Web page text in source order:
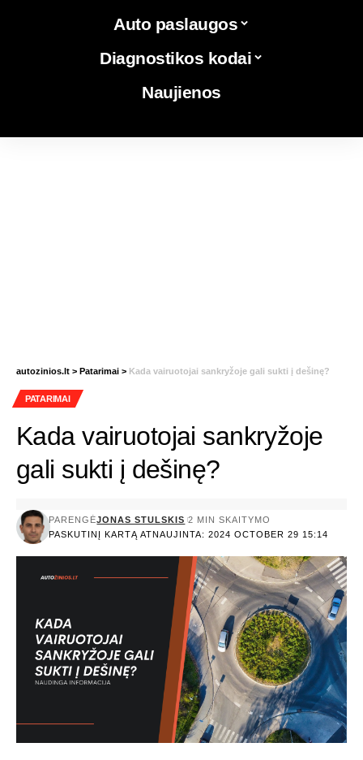
Auto paslaugos
Diagnostikos kodai
Naujienos
autozinios.lt > Patarimai > Kada vairuotojai sankryžoje gali sukti į dešinę?
PATARIMAI
Kada vairuotojai sankryžoje
gali sukti į dešinę?
PASKUTINĮ KARTĄ ATNAUJINTA: 2024 OCTOBER 29 15:14
PARENGĖJONAS STULSKIS 2 MIN SKAITYMO